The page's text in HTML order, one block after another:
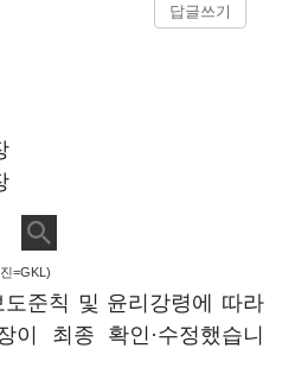
답글쓰기
=GKL)
준칙 및 윤리강령에 따라
이 최종 확인·수정했습니